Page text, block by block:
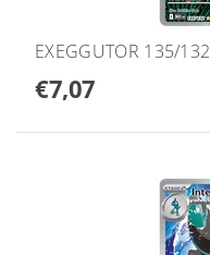
EXEGGUTOR 135/132
€7,07